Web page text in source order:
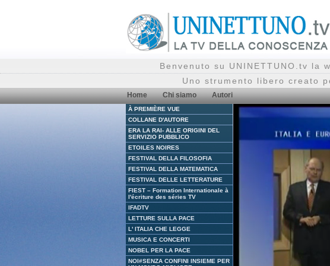
Benvenuto su UNINETTUNO.tv la
Uno strumento libero creato
Home Chi siamo Autori
À PREMIÈRE VUE
COLLANE D'AUTORE
ERA LA RAI- ALLE ORIGINI DEL
SERVIZIO PUBBLICO
ETOILES NOIRES
FESTIVAL DELLA FILOSOFIA
FESTIVAL DELLA MATEMATICA
FESTIVAL DELLE LETTERATURE
FIEST – Formation Internationale à
l'écriture des séries TV
IFADTV
LETTURE SULLA PACE
L' ITALIA CHE LEGGE
MUSICA E CONCERTI
NOBEL PER LA PACE
NOI#SENZA CONFINI INSIEME PER